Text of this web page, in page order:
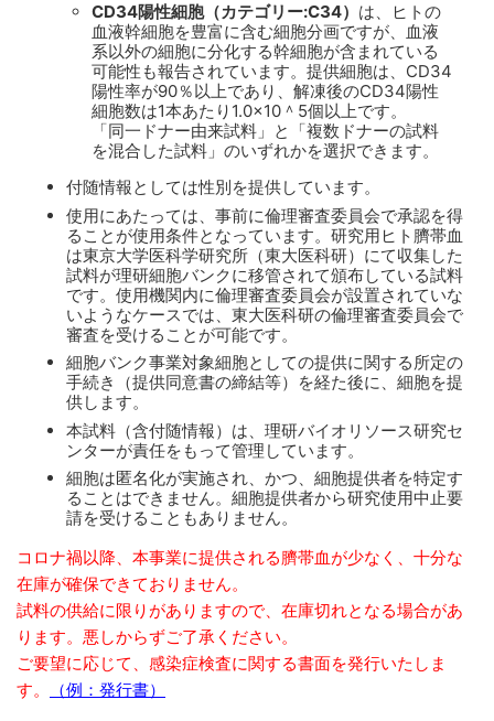
CD34陽性細胞（カテゴリー:C34） は、ヒトの
血液幹細胞を豊富に含む細胞分画ですが、血液
系以外の細胞に分化する幹細胞が含まれている
可能性も報告されています。提供細胞は、CD34
陽性率が90％以上であり、解凍後のCD34陽性
細胞数は1本あたり1.0×10＾5個以上です。
「同一ドナー由来試料」と「複数ドナーの試料
を混合した試料」のいずれかを選択できます。
付随情報としては性別を提供しています。
使用にあたっては、事前に倫理審査委員会で承認を得
ることが使用条件となっています。研究用ヒト臍帯血
は東京大学医科学研究所（東大医科研）にて収集した
試料が理研細胞バンクに移管されて頒布している試料
です。使用機関内に倫理審査委員会が設置されていな
いようなケースでは、東大医科研の倫理審査委員会で
審査を受けることが可能です。
細胞バンク事業対象細胞としての提供に関する所定の
手続き（提供同意書の締結等）を経た後に、細胞を提
供します。
本試料（含付随情報）は、理研バイオリソース研究セ
ンターが責任をもって管理しています。
細胞は匿名化が実施され、かつ、細胞提供者を特定す
ることはできません。細胞提供者から研究使用中止要
請を受けることもありません。
コロナ禍以降、本事業に提供される臍帯血が少なく、十分な
在庫が確保できておりません。
試料の供給に限りがありますので、在庫切れとなる場合があ
ります。悪しからずご了承ください。
ご要望に応じて、感染症検査に関する書面を発行いたしま
す。
（例：発行書）